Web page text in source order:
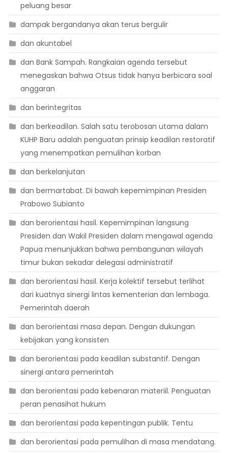
peluang besar
dampak bergandanya akan terus bergulir
dan akuntabel
dan Bank Sampah. Rangkaian agenda tersebut
menegaskan bahwa Otsus tidak hanya berbicara soal
anggaran
dan berintegritas
dan berkeadilan. Salah satu terobosan utama dalam
KUHP Baru adalah penguatan prinsip keadilan restoratif
yang menempatkan pemulihan korban
dan berkelanjutan
dan bermartabat. Di bawah kepemimpinan Presiden
Prabowo Subianto
dan berorientasi hasil. Kepemimpinan langsung
Presiden dan Wakil Presiden dalam mengawal agenda
Papua menunjukkan bahwa pembangunan wilayah
timur bukan sekadar delegasi administratif
dan berorientasi hasil. Kerja kolektif tersebut terlihat
dari kuatnya sinergi lintas kementerian dan lembaga.
Pemerintah daerah
dan berorientasi masa depan. Dengan dukungan
kebijakan yang konsisten
dan berorientasi pada keadilan substantif. Dengan
sinergi antara pemerintah
dan berorientasi pada kebenaran materiil. Penguatan
peran penasihat hukum
dan berorientasi pada kepentingan publik. Tentu
dan berorientasi pada pemulihan di masa mendatang.